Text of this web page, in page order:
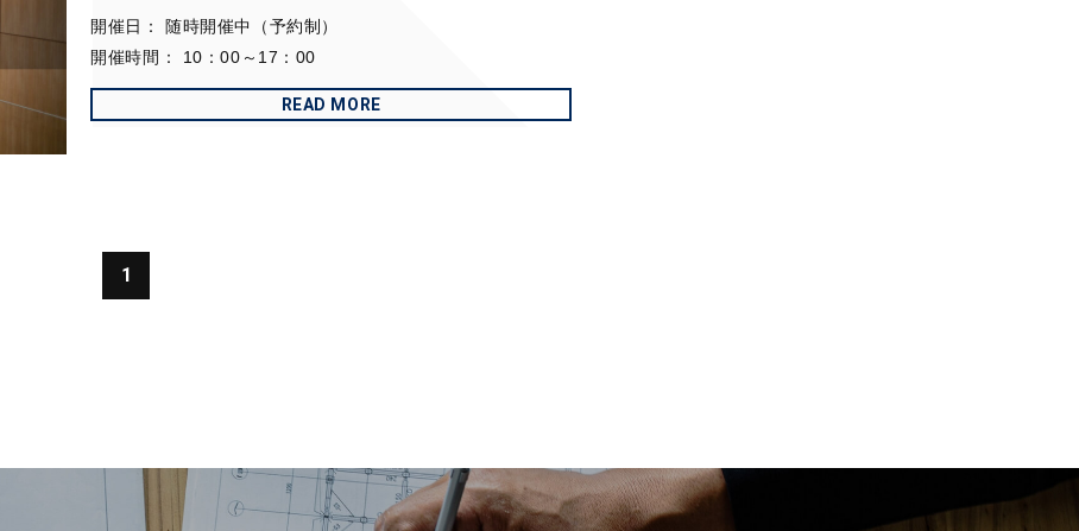
開催日：
随時開催中（予約制）
開催時間：
10：00～17：00
READ MORE
1